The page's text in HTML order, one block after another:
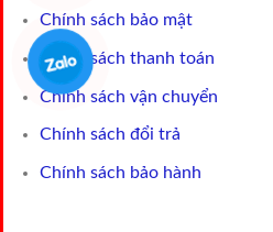
Chính sách bảo mật
Chính sách thanh toán
Chính sách vận chuyển
Chính sách đổi trả
Chính sách bảo hành